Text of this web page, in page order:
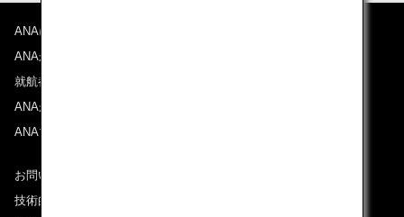
ANAについて
ANAからのお知らせ
就航都市
ANAがお約束する体験
ANAマイレージクラブ
お問い合わせ
技術的なお問い合わせ（推奨環境）